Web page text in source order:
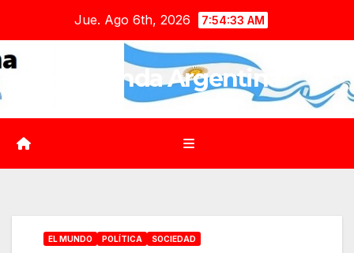
contenido
Jue. Ago 6th, 2026 7:54:34 AM
Agenda Argentina
EL MUNDO POLÍTICA SOCIEDAD